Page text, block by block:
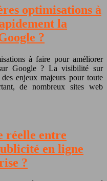
optimisations à
la
?
à faire pour améliorer
Google ? La visibilité sur
enjeux majeurs pour toute
de nombreux sites web
réelle entre
en ligne
?